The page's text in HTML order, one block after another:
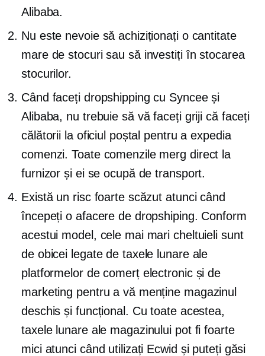
Alibaba.
Nu este nevoie să achiziționați o cantitate
mare de stocuri sau să investiți în stocarea
stocurilor.
Când faceți dropshipping cu Syncee și
Alibaba, nu trebuie să vă faceți griji că faceți
călătorii la oficiul poștal pentru a expedia
comenzi. Toate comenzile merg direct la
furnizor și ei se ocupă de transport.
Există un risc foarte scăzut atunci când
începeți o afacere de dropshiping. Conform
acestui model, cele mai mari cheltuieli sunt
de obicei legate de taxele lunare ale
platformelor de comerț electronic și de
marketing pentru a vă menține magazinul
deschis și funcțional. Cu toate acestea,
taxele lunare ale magazinului pot fi foarte
mici atunci când utilizați Ecwid și puteți găsi